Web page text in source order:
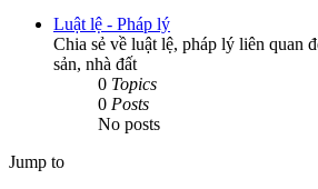
Luật lệ - Pháp lý
Chia sẻ về luật lệ, pháp lý liên quan
sản, nhà đất
0 Topics
0 Posts
No posts
Jump to